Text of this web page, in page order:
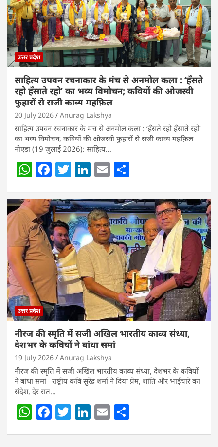
उत्तर प्रदेश
साहित्य उपवन रचनाकार के मंच से अनमोल कला : ‘हॅंसते
रहो हॅंसाते रहो’ का भव्य विमोचन; कवियों की ओजस्वी
फुहारों से सजी काव्य महफ़िल
20 July 2026 Anurag Lakshya
साहित्य उपवन रचनाकार के मंच से अनमोल कला : ‘हॅंसते रहो हॅंसाते रहो’
का भव्य विमोचन; कवियों की ओजस्वी फुहारों से सजी काव्य महफ़िल
नोएडा (19 जुलाई 2026): साहित्य…
W
at
s
A
p
p
F
c
e
b
o
o
k
T
itt
er
Li
k
e
dI
n
E
ai
l
ar
e
उत्तर प्रदेश
नीरज की स्मृति में सजी अखिल भारतीय काव्य संध्या,
देशभर के कवियों ने बांधा समां
19 July 2026 Anurag Lakshya
नीरज की स्मृति में सजी अखिल भारतीय काव्य संध्या, देशभर के कवियों
ने बांधा समां राष्ट्रीय कवि सुरेंद्र शर्मा ने दिया प्रेम, शांति और भाईचारे का
संदेश, देर रात…
W F T Li E